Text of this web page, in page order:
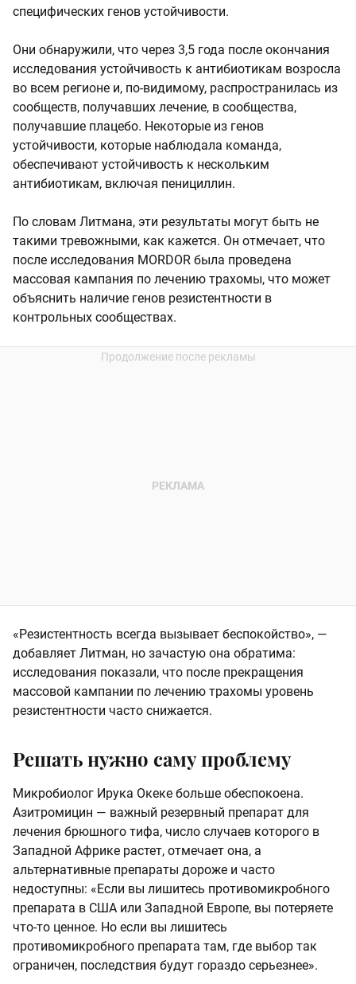
специфических генов устойчивости.
Они обнаружили, что через 3,5 года после окончания
исследования устойчивость к антибиотикам возросла
во всем регионе и, по-видимому, распространилась из
сообществ, получавших лечение, в сообщества,
получавшие плацебо. Некоторые из генов
устойчивости, которые наблюдала команда,
обеспечивают устойчивость к нескольким
антибиотикам, включая пенициллин.
По словам Литмана, эти результаты могут быть не
такими тревожными, как кажется. Он отмечает, что
после исследования MORDOR была проведена
массовая кампания по лечению трахомы, что может
объяснить наличие генов резистентности в
контрольных сообществах.
«Резистентность всегда вызывает беспокойство», —
добавляет Литман, но зачастую она обратима:
исследования показали, что после прекращения
массовой кампании по лечению трахомы уровень
резистентности часто снижается.
Решать нужно саму проблему
Микробиолог Ирука Океке больше обеспокоена.
Азитромицин — важный резервный препарат для
лечения брюшного тифа, число случаев которого в
Западной Африке растет, отмечает она, а
альтернативные препараты дороже и часто
недоступны: «Если вы лишитесь противомикробного
препарата в США или Западной Европе, вы потеряете
что-то ценное. Но если вы лишитесь
противомикробного препарата там, где выбор так
ограничен, последствия будут гораздо серьезнее».